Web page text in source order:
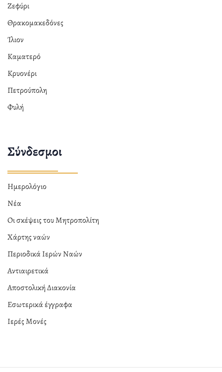
Ζεφύρι
Θρακομακεδόνες
Ίλιον
Καματερό
Κρυονέρι
Πετρούπολη
Φυλή
Σύνδεσμοι
Ημερολόγιο
Νέα
Οι σκέψεις του Μητροπολίτη
Χάρτης ναών
Περιοδικά Ιερών Ναών
Αντιαιρετικά
Αποστολική Διακονία
Εσωτερικά έγγραφα
Ιερές Μονές